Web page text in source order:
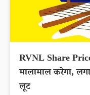
RVNL Share
मालामाल करेगा,
लूट